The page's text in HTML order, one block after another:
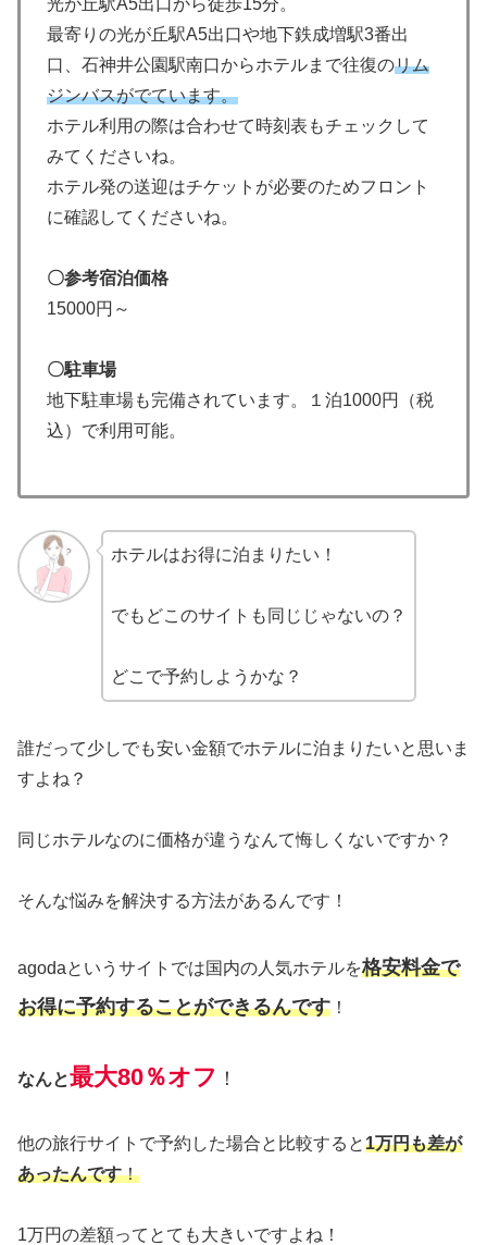
光が丘駅A5出口から徒歩15分。
最寄りの光が丘駅A5出口や地下鉄成増駅3番出
口、石神井公園駅南口からホテルまで往復のリム
ジンバスがでています。
ホテル利用の際は合わせて時刻表もチェックして
みてくださいね。
ホテル発の送迎はチケットが必要のためフロント
に確認してくださいね。
〇参考宿泊価格
15000円～
〇駐車場
地下駐車場も完備されています。１泊1000円（税
込）で利用可能。
ホテルはお得に泊まりたい！
でもどこのサイトも同じじゃないの？
どこで予約しようかな？
誰だって少しでも安い金額でホテルに泊まりたいと思いま
すよね？
同じホテルなのに価格が違うなんて悔しくないですか？
そんな悩みを解決する方法があるんです！
agodaというサイトでは国内の人気ホテルを格安料金で
お得に予約することができるんです ！
なんと最大80％オフ ！
他の旅行サイトで予約した場合と比較すると1万円も差が
あったんです！
1万円の差額ってとても大きいですよね！